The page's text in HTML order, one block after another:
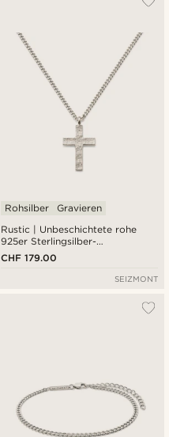
Rustic | Unbeschichtete rohe
925er Sterlingsilber-
Kreuzhalskette
Rohsilber Gravieren
CHF 179.00
SEIZMONT